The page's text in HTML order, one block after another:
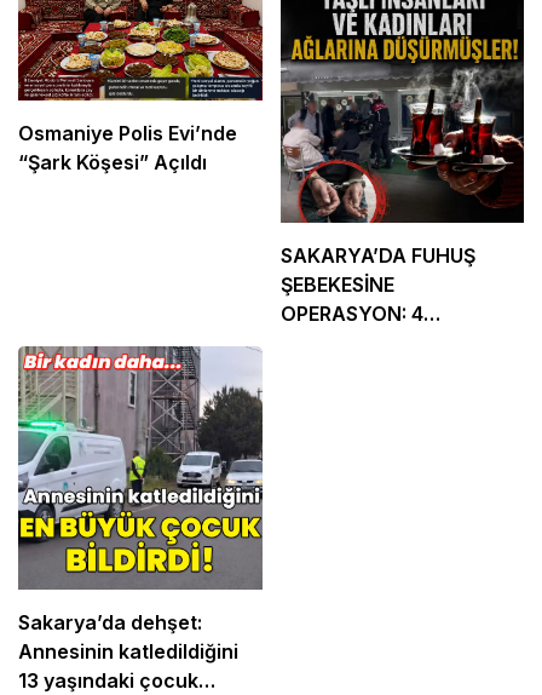
Osmaniye Polis Evi’nde
“Şark Köşesi” Açıldı
SAKARYA’DA FUHUŞ
ŞEBEKESİNE
OPERASYON: 4
Sakarya’da dehşet:
Annesinin katledildiğini
13 yaşındaki çocuk